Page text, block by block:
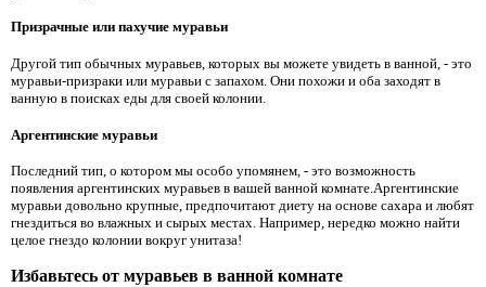
Призрачные или пахучие муравьи
Другой тип обычных муравьев, которых вы можете увидеть в ванной, - это
муравьи-призраки или муравьи с запахом. Они похожи и оба заходят в
ванную в поисках еды для своей колонии.
Аргентинские муравьи
Последний тип, о котором мы особо упомянем, - это возможность
появления аргентинских муравьев в вашей ванной комнате.Аргентинские
муравьи довольно крупные, предпочитают диету на основе сахара и любят
гнездиться во влажных и сырых местах. Например, нередко можно найти
целое гнездо колонии вокруг унитаза!
Избавьтесь от муравьев в ванной комнате